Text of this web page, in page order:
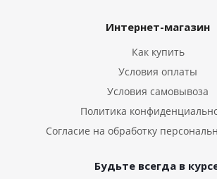
Интернет-магазин
Как купить
Условия оплаты
Условия самовывоза
Политика
Согласие на обработку
Будьте всегда в